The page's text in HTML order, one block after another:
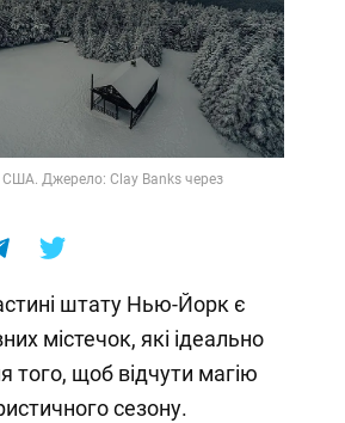
США. Джерело: Clay Banks через
штату Нью-Йорк є
містечок, які ідеально
того, щоб відчути магію
сезону.